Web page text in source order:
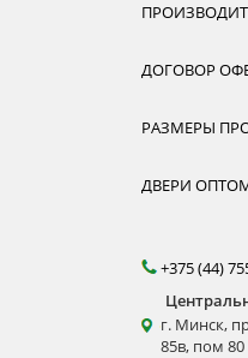
ДОГОВОР
РАЗМЕРЫ
ДВЕРИ
+375 (44)
г. Минск,
85в, пом 80